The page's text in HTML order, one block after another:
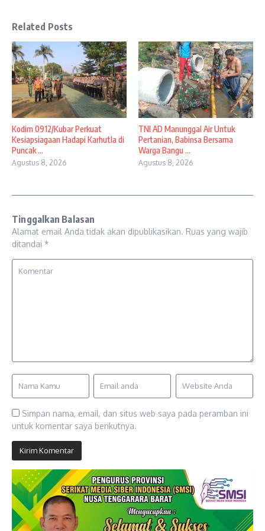
Related Posts
Kodim 0912/Kubar Perkuat
Kesiapsiagaan Hadapi Karhutla di
Puncak ...
Agustus 8, 2026
TNI AD Manunggal Air Untuk
Pertanian, Babinsa Bersama
Warga Bangu ...
Agustus 8, 2026
Tinggalkan Balasan
Alamat email Anda tidak akan dipublikasikan. Ruas yang wajib
ditandai *
Simpan nama, email, dan situs web saya pada peramban ini
untuk komentar saya berikutnya.